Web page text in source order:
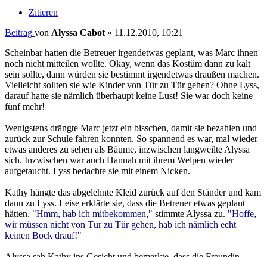
Zitieren
Beitrag von Alyssa Cabot » 11.12.2010, 10:21
Scheinbar hatten die Betreuer irgendetwas geplant, was Marc ihnen
noch nicht mitteilen wollte. Okay, wenn das Kostüm dann zu kalt
sein sollte, dann würden sie bestimmt irgendetwas draußen machen.
Vielleicht sollten sie wie Kinder von Tür zu Tür gehen? Ohne Lyss,
darauf hatte sie nämlich überhaupt keine Lust! Sie war doch keine
fünf mehr!
Wenigstens drängte Marc jetzt ein bisschen, damit sie bezahlen und
zurück zur Schule fahren konnten. So spannend es war, mal wieder
etwas anderes zu sehen als Bäume, inzwischen langweilte Alyssa
sich. Inzwischen war auch Hannah mit ihrem Welpen wieder
aufgetaucht. Lyss bedachte sie mit einem Nicken.
Kathy hängte das abgelehnte Kleid zurück auf den Ständer und kam
dann zu Lyss. Leise erklärte sie, dass die Betreuer etwas geplant
hätten. "Hmm, hab ich mitbekommen," stimmte Alyssa zu. "Hoffe,
wir müssen nicht von Tür zu Tür gehen, hab ich nämlich echt
keinen Bock drauf!"